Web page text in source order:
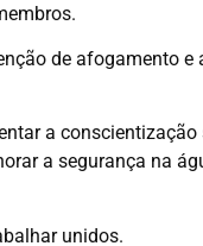
de afogamento e
a conscientização
a segurança na
unidos.